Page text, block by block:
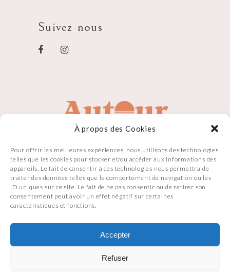
À propos des Cookies
Pour offrir les meilleures expériences, nous utilisons des technologies
telles que les cookies pour stocker et/ou accéder aux informations des
appareils. Le fait de consentir à ces technologies nous permettra de
traiter des données telles que le comportement de navigation ou les
ID uniques sur ce site. Le fait de ne pas consentir ou de retirer son
consentement peut avoir un effet négatif sur certaines
caractéristiques et fonctions.
Accepter
Refuser
Suivez-nous